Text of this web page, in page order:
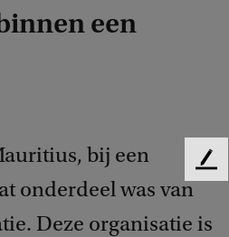
een
bij een
onderdeel was van
Deze organisatie is
F
d